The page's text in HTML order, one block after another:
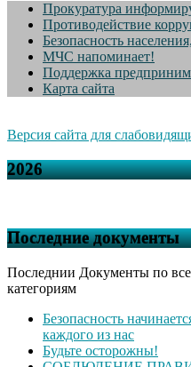
Прокуратура
Противодействие
Безопасность
МЧС напоминает!
Поддержка
Карта сайта
Версия сайта для
2026
Последние документы
Последнии Документы по
категориям
Безопасность
каждого из нас
Будьте осторожны!